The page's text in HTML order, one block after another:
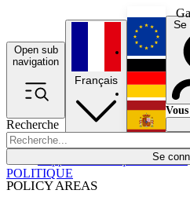
Open sub
navigation
Recherche
Se
POLICY AREAS
Économie
Français
Se
POLITIQUE